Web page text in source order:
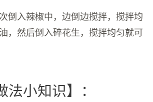
倒入辣椒中，边倒边搅拌，搅拌均
，然后倒入碎花生，搅拌均匀就可
法小知识】：